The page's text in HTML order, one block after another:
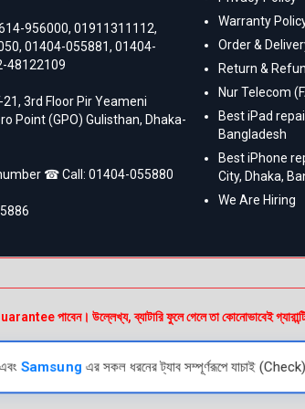
956000,01911311112,
,01404-055881,01404-
48122109
21, 3rd Floor Pir Yeameni
Point (GPO) Gulisthan, Dhaka-
☎ Call:01404-055880
Warranty
Order &
Return &
Nur Telecom
Best iPad
Bangladesh
Best iPhone
City, Dhaka,
We Are Hiring
পাবেন। উল্লেখ্য, ব্যাটারি ফুলে গেলে তা কোনোভাবেই গ্যারান্টি
এবং Samsungএর সকল ধরনের ট্যাব সম্পূর্ণরূপে যাচাই (Check)